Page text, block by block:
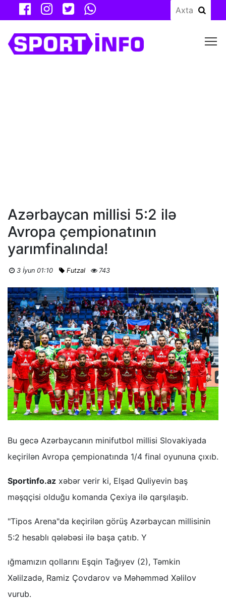
Azərbaycan millisi 5:2 ilə
Avropa çempionatının
yarımfinalında!
3 İyun 01:10 Futzal 743
Bu gecə Azərbaycanın minifutbol millisi Slovakiyada
keçirilən Avropa çempionatında 1/4 final oyununa çıxıb.
Sportinfo.az xəbər verir ki, Elşad Quliyevin baş
məşqçisi olduğu komanda Çexiya ilə qarşılaşıb.
"Tipos Arena"da keçirilən görüş Azərbaycan millisinin
5:2 hesablı qələbəsi ilə başa çatıb. Y
ığmamızın qollarını Eşqin Tağıyev (2), Təmkin
Xəlilzadə, Ramiz Çovdarov və Məhəmməd Xəlilov
vurub.